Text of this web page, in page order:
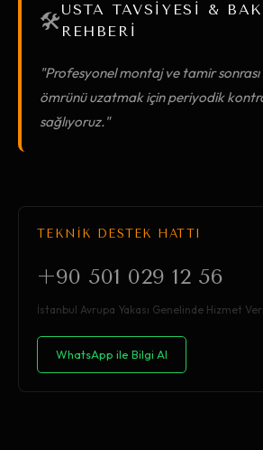
🛠️USTA TAVSİYESİ &
REHBERİ
"Profesyonel montaj ve tamir sonrası
ömrünü uzatmak için periyodik
sağlıyoruz."
TEKNİK DESTEK HATTI
+90 501 029 12 56
İstanbul Avrupa Yakası Genelinde Hizmet
WhatsApp ile Bilgi Al